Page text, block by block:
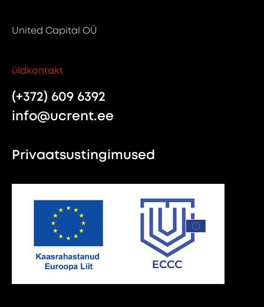
United Capital OÜ
üldkontakt
(+372) 609 6392
info@ucrent.ee
Privaatsustingimused